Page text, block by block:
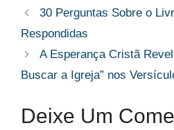
30 Perguntas Sobre o
Respondidas
A Esperança Cristã
Buscar a Igreja” nos
Deixe Um